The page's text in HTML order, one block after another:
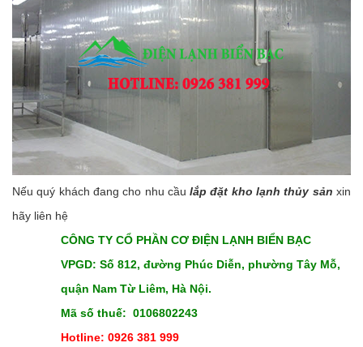
Nếu quý khách đang cho nhu cầulắp đặt kho lạnh thủy sản xin
hãy liên hệ
CÔNG TY CỔ PHẦN CƠ ĐIỆN LẠNH BIỂN BẠC
VPGD: Số 812, đường Phúc Diễn, phường Tây Mỗ,
quận Nam Từ Liêm, Hà Nội.
Mã số thuế: 0106802243
Hotline: 0926 381 999